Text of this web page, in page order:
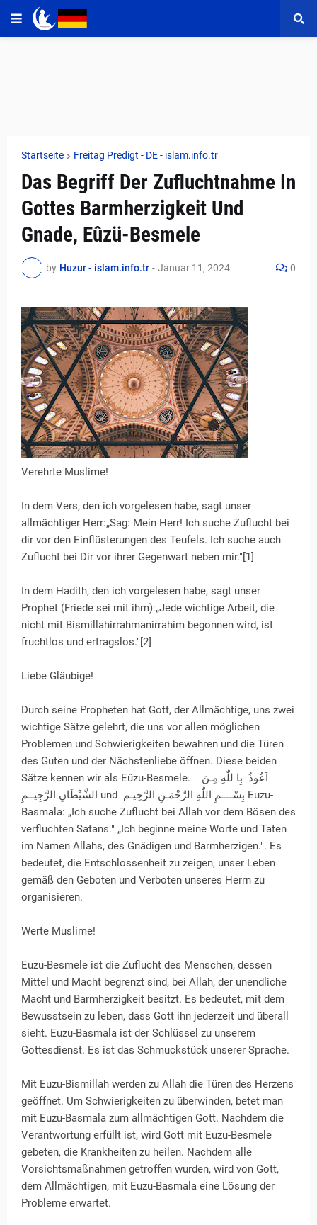
Startseite Freitag Predigt​​​​​​​​​​​​​​ - DE - islam.info.tr
Das Begriff Der Zufluchtnahme In
Gottes Barmherzigkeit Und
Gnade, Eûzü-Besmele
by Huzur - islam.info.tr - Januar 11, 2024 0
Verehrte Muslime!
In dem Vers, den ich vorgelesen habe, sagt unser
allmächtiger Herr:„Sag: Mein Herr! Ich suche Zuflucht bei
dir vor den Einflüsterungen des Teufels. Ich suche auch
Zuflucht bei Dir vor ihrer Gegenwart neben mir."[1]
In dem Hadith, den ich vorgelesen habe, sagt unser
Prophet (Friede sei mit ihm):„Jede wichtige Arbeit, die
nicht mit Bismillahirrahmanirrahim begonnen wird, ist
fruchtlos und ertragslos."[2]
Liebe Gläubige!
Durch seine Propheten hat Gott, der Allmächtige, uns zwei
wichtige Sätze gelehrt, die uns vor allen möglichen
Problemen und Schwierigkeiten bewahren und die Türen
des Guten und der Nächstenliebe öffnen. Diese beiden
Sätze kennen wir als Eûzu-Besmele. اَعُوذُ بِا للّٰهِ مِـنَ
الشَّيْطَانِ الرَّجِيــمِ und بِسْــــمِ اللّٰهِ الرَّحْمَـنِ الرَّحِيـم Euzu-
Basmala: „Ich suche Zuflucht bei Allah vor dem Bösen des
verfluchten Satans." „Ich beginne meine Worte und Taten
im Namen Allahs, des Gnädigen und Barmherzigen.". Es
bedeutet, die Entschlossenheit zu zeigen, unser Leben
gemäß den Geboten und Verboten unseres Herrn zu
organisieren.
Werte Muslime!
Euzu-Besmele ist die Zuflucht des Menschen, dessen
Mittel und Macht begrenzt sind, bei Allah, der unendliche
Macht und Barmherzigkeit besitzt. Es bedeutet, mit dem
Bewusstsein zu leben, dass Gott ihn jederzeit und überall
sieht. Euzu-Basmala ist der Schlüssel zu unserem
Gottesdienst. Es ist das Schmuckstück unserer Sprache.
Mit Euzu-Bismillah werden zu Allah die Türen des Herzens
geöffnet. Um Schwierigkeiten zu überwinden, betet man
mit Euzu-Basmala zum allmächtigen Gott. Nachdem die
Verantwortung erfüllt ist, wird Gott mit Euzu-Besmele
gebeten, die Krankheiten zu heilen. Nachdem alle
Vorsichtsmaßnahmen getroffen wurden, wird von Gott,
dem Allmächtigen, mit Euzu-Basmala eine Lösung der
Probleme erwartet.